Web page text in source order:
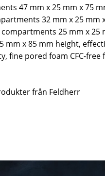
47 mm x 25 mm x 75
32 mm x 25 mm
25 mm x 25
mm x 85 mm height,
fine pored foam CFC-
från Feldherr